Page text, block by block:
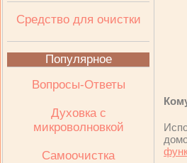
Средство для очистки
Популярное
Вопросы-Ответы
Духовка с
микроволновкой
Самоочистка